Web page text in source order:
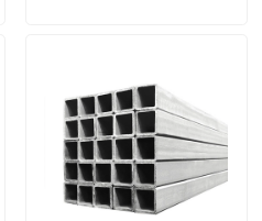
معلومات عنا
جولة في المعمل